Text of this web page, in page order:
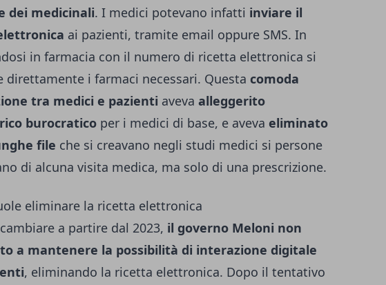
dei medicinali. I medici potevano infatti inviare il
ai pazienti, tramite email oppure SMS. In
in farmacia con il numero di ricetta elettronica si
direttamente i farmaci necessari. Questa comoda
tra medici e pazienti aveva alleggerito
burocratico per i medici di base, e aveva eliminato
file che si creavano negli studi medici si persone
di alcuna visita medica, ma solo di una prescrizione.
eliminare la ricetta elettronica
a partire dal 2023, il governo Meloni non
a mantenere la possibilità di interazione digitale
, eliminando la ricetta elettronica. Dopo il tentativo